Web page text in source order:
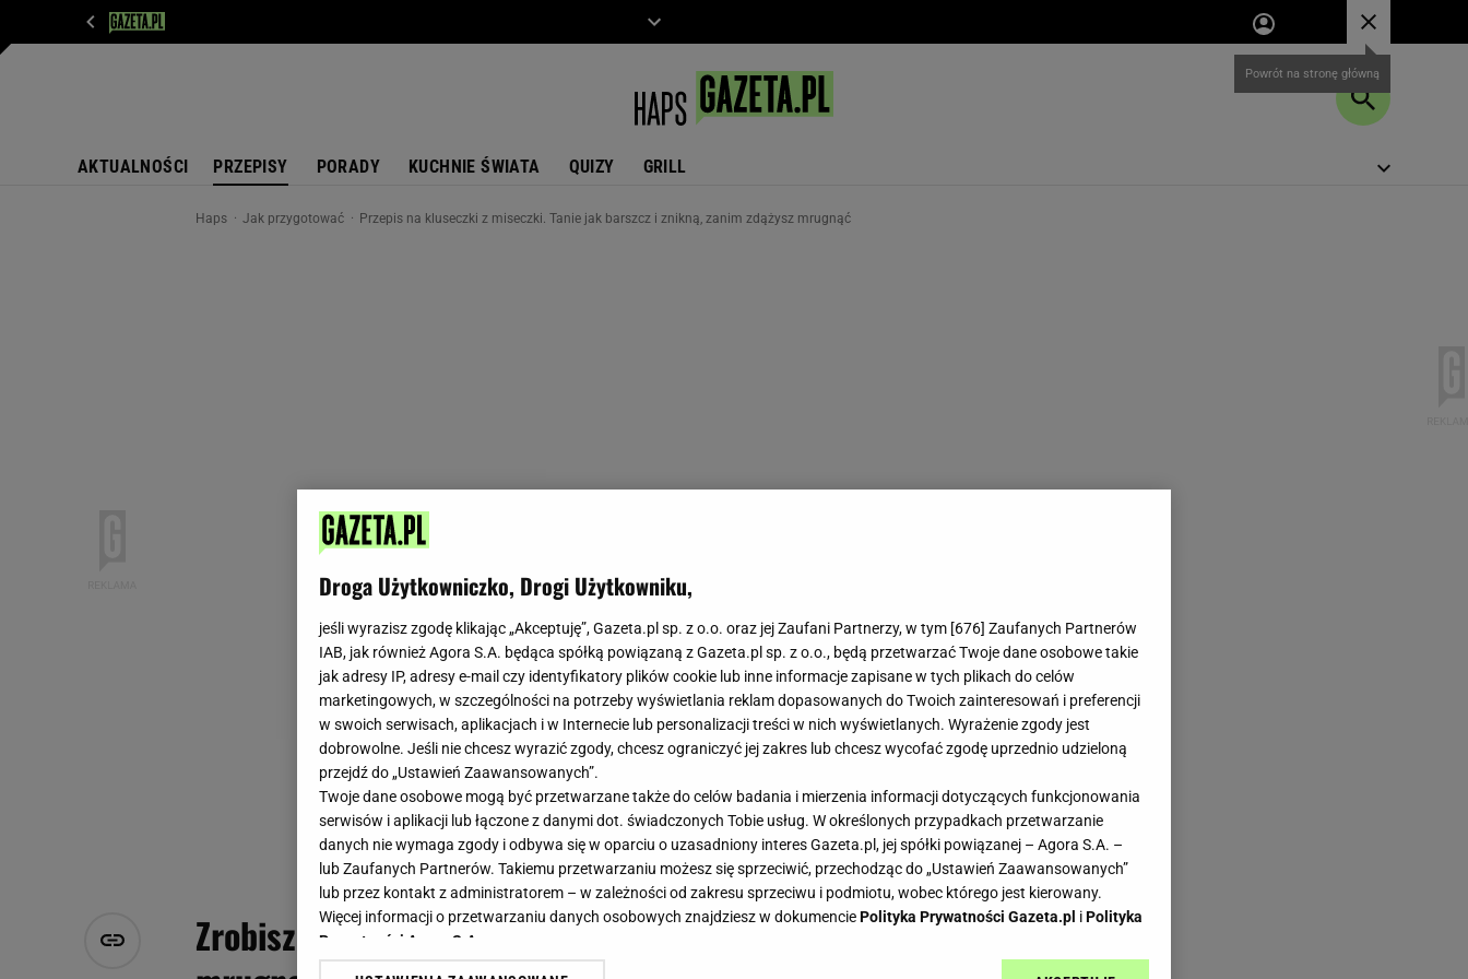
AKTUALNOŚCI PRZEPISY PORADY KUCHNIE ŚWIATA QUIZY GRILL
Haps Jak przygotować Przepis na kluseczki z miseczki. Tanie jak barszcz i znikną, zanim zdążysz mrugnąć
Zrobisz je za grosze, a z talerzy znikną, zanim zdążysz
Droga Użytkowniczko, Drogi Użytkowniku,
jeśli wyrazisz zgodę klikając „Akceptuję”, Gazeta.pl sp. z o.o. oraz jej Zaufani Partnerzy, w tym [676] Zaufanych Partnerów
IAB, jak również Agora S.A. będąca spółką powiązaną z Gazeta.pl sp. z o.o., będą przetwarzać Twoje dane osobowe takie
jak adresy IP, adresy e-mail czy identyfikatory plików cookie lub inne informacje zapisane w tych plikach do celów
marketingowych, w szczególności na potrzeby wyświetlania reklam dopasowanych do Twoich zainteresowań i preferencji
w swoich serwisach, aplikacjach i w Internecie lub personalizacji treści w nich wyświetlanych. Wyrażenie zgody jest
dobrowolne. Jeśli nie chcesz wyrazić zgody, chcesz ograniczyć jej zakres lub chcesz wycofać zgodę uprzednio udzieloną
przejdź do „Ustawień Zaawansowanych”.
Twoje dane osobowe mogą być przetwarzane także do celów badania i mierzenia informacji dotyczących funkcjonowania
serwisów i aplikacji lub łączone z danymi dot. świadczonych Tobie usług. W określonych przypadkach przetwarzanie
danych nie wymaga zgody i odbywa się w oparciu o uzasadniony interes Gazeta.pl, jej spółki powiązanej – Agora S.A. –
lub Zaufanych Partnerów. Takiemu przetwarzaniu możesz się sprzeciwić, przechodząc do „Ustawień Zaawansowanych”
lub przez kontakt z administratorem – w zależności od zakresu sprzeciwu i podmiotu, wobec którego jest kierowany.
Więcej informacji o przetwarzaniu danych osobowych znajdziesz w dokumenciePolityka Prywatności Gazeta.pl iPolityka
Prywatności Agora S.A.